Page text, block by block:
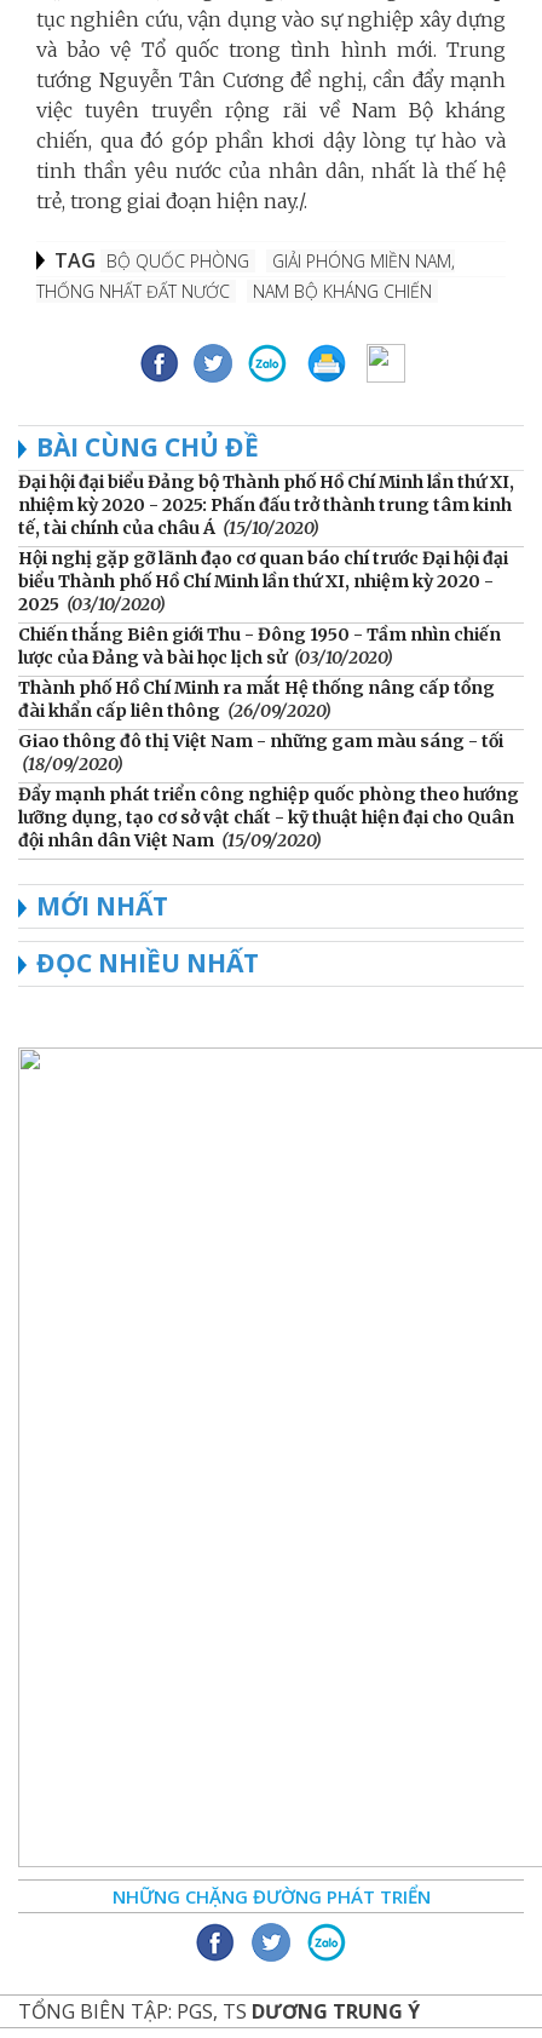
tục nghiên cứu, vận dụng vào sự nghiệp xây dựng
và bảo vệ Tổ quốc trong tình hình mới. Trung
tướng Nguyễn Tân Cương đề nghị, cần đẩy mạnh
việc tuyên truyền rộng rãi về Nam Bộ kháng
chiến, qua đó góp phần khơi dậy lòng tự hào và
tinh thần yêu nước của nhân dân, nhất là thế hệ
trẻ, trong giai đoạn hiện nay./.
TAG BỘ QUỐC PHÒNG
GIẢI PHÓNG MIỀN NAM,
THỐNG NHẤT ĐẤT NƯỚC
NAM BỘ KHÁNG CHIẾN
BÀI CÙNG CHỦ ĐỀ
Đại hội đại biểu Đảng bộ Thành phố Hồ Chí Minh lần thứ XI,
nhiệm kỳ 2020 - 2025: Phấn đấu trở thành trung tâm kinh
tế, tài chính của châu Á (15/10/2020)
Hội nghị gặp gỡ lãnh đạo cơ quan báo chí trước Đại hội đại
biểu Thành phố Hồ Chí Minh lần thứ XI, nhiệm kỳ 2020 -
2025 (03/10/2020)
Chiến thắng Biên giới Thu - Đông 1950 - Tầm nhìn chiến
lược của Đảng và bài học lịch sử (03/10/2020)
Thành phố Hồ Chí Minh ra mắt Hệ thống nâng cấp tổng
đài khẩn cấp liên thông (26/09/2020)
Giao thông đô thị Việt Nam - những gam màu sáng - tối
(18/09/2020)
Đẩy mạnh phát triển công nghiệp quốc phòng theo hướng
lưỡng dụng, tạo cơ sở vật chất - kỹ thuật hiện đại cho Quân
đội nhân dân Việt Nam (15/09/2020)
MỚI NHẤT
ĐỌC NHIỀU NHẤT
NHỮNG CHẶNG ĐƯỜNG PHÁT TRIỂN
TỔNG BIÊN TẬP: PGS, TS DƯƠNG TRUNG Ý